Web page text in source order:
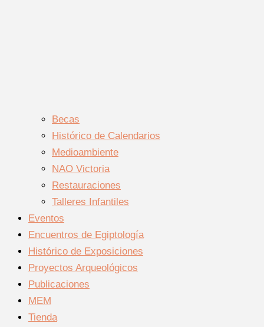
Becas
Histórico de Calendarios
Medioambiente
NAO Victoria
Restauraciones
Talleres Infantiles
Eventos
Encuentros de Egiptología
Histórico de Exposiciones
Proyectos Arqueológicos
Publicaciones
MEM
Tienda